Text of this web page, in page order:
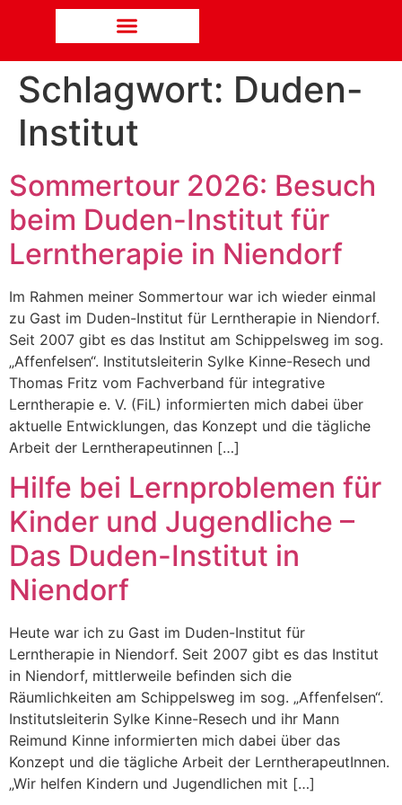
Schlagwort: Duden-
Institut
Sommertour 2026: Besuch
beim Duden-Institut für
Lerntherapie in Niendorf
Im Rahmen meiner Sommertour war ich wieder einmal
zu Gast im Duden-Institut für Lerntherapie in Niendorf.
Seit 2007 gibt es das Institut am Schippelsweg im sog.
„Affenfelsen“. Institutsleiterin Sylke Kinne-Resech und
Thomas Fritz vom Fachverband für integrative
Lerntherapie e. V. (FiL) informierten mich dabei über
aktuelle Entwicklungen, das Konzept und die tägliche
Arbeit der Lerntherapeutinnen […]
Hilfe bei Lernproblemen für
Kinder und Jugendliche –
Das Duden-Institut in
Niendorf
Heute war ich zu Gast im Duden-Institut für
Lerntherapie in Niendorf. Seit 2007 gibt es das Institut
in Niendorf, mittlerweile befinden sich die
Räumlichkeiten am Schippelsweg im sog. „Affenfelsen“.
Institutsleiterin Sylke Kinne-Resech und ihr Mann
Reimund Kinne informierten mich dabei über das
Konzept und die tägliche Arbeit der LerntherapeutInnen.
„Wir helfen Kindern und Jugendlichen mit […]